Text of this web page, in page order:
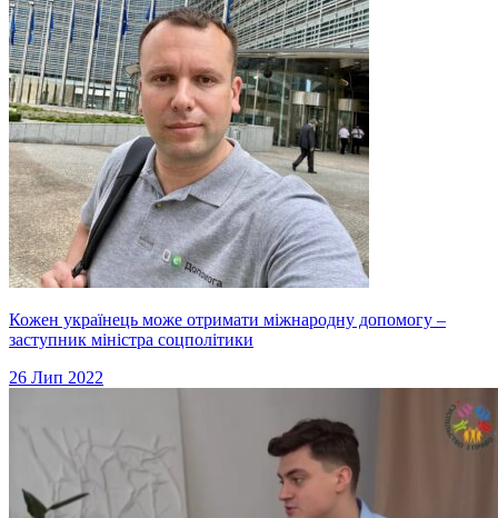
Кожен українець може отримати міжнародну допомогу –
заступник міністра соцполітики
26 Лип 2022